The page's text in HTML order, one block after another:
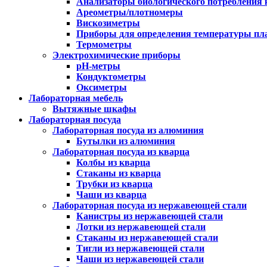
Ареометры/плотномеры
Вискозиметры
Приборы для определения температуры
Термометры
Электрохимические приборы
pH-метры
Кондуктометры
Оксиметры
Лабораторная мебель
Вытяжные шкафы
Лабораторная посуда
Лабораторная посуда из алюминия
Бутылки из алюминия
Лабораторная посуда из кварца
Колбы из кварца
Стаканы из кварца
Трубки из кварца
Чаши из кварца
Лабораторная посуда из нержавеющей стали
Канистры из нержавеющей стали
Лотки из нержавеющей стали
Стаканы из нержавеющей стали
Тигли из нержавеющей стали
Чаши из нержавеющей стали